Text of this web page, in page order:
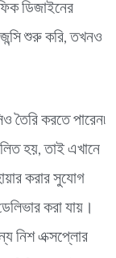
ডিজাইনের
শুরু করি, তখনও
তৈরি করতে পারেন৷
হয়, তাই এখানে
করার সুযোগ
করা যায়।
নিশ এক্সপ্লোর